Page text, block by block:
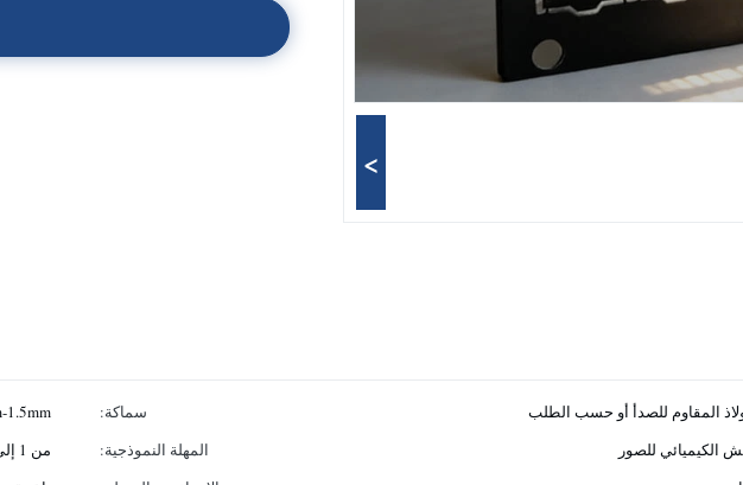
>
المقاوم للصدأ أو حسب الطلب سماكة:
1.5mm
الكيميائي للصور المهلة النموذجية:
من 1 إلى 2 أسابيع